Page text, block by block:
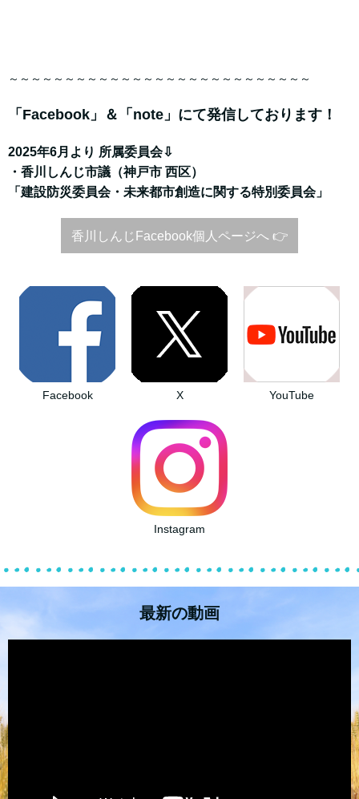
～～～～～～～～～～～～～～～～～～～～～～～～～～～
「Facebook」＆「note」にて発信しております！
2025年6月より 所属委員会⇩
・香川しんじ市議（神戸市 西区）
「建設防災委員会・未来都市創造に関する特別委員会」
香川しんじFacebook個人ページへ 👉
Facebook X YouTube
Instagram
最新の動画